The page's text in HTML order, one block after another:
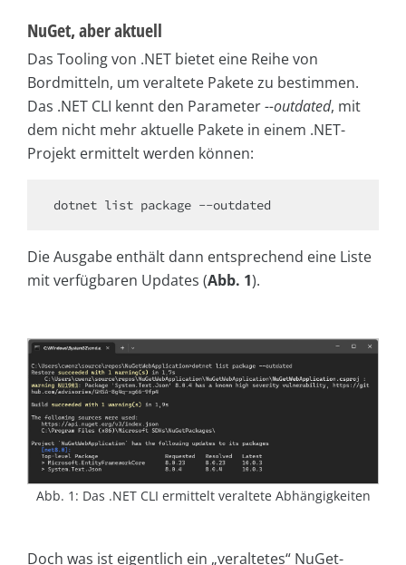
NuGet, aber aktuell
Das Tooling von .NET bietet eine Reihe von
Bordmitteln, um veraltete Pakete zu bestimmen.
Das .NET CLI kennt den Parameter--outdated, mit
dem nicht mehr aktuelle Pakete in einem .NET-
Projekt ermittelt werden können:
Die Ausgabe enthält dann entsprechend eine Liste
mit verfügbaren Updates (Abb. 1).
Abb. 1: Das .NET CLI ermittelt veraltete Abhängigkeiten
Doch was ist eigentlich ein „veraltetes“ NuGet-